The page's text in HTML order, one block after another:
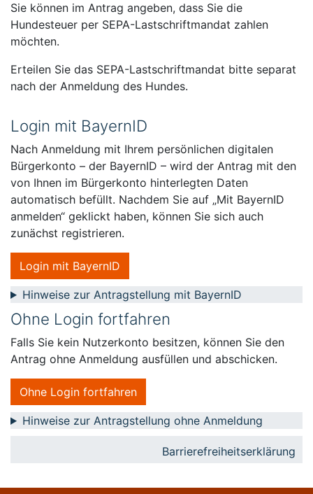
Sie können im Antrag angeben, dass Sie die
Hundesteuer per SEPA-Lastschriftmandat zahlen
möchten.
Erteilen Sie das SEPA-Lastschriftmandat bitte separat
nach der Anmeldung des Hundes.
Login mit BayernID
Nach Anmeldung mit Ihrem persönlichen digitalen
Bürgerkonto – der BayernID – wird der Antrag mit den
von Ihnen im Bürgerkonto hinterlegten Daten
automatisch befüllt. Nachdem Sie auf „Mit BayernID
anmelden“ geklickt haben, können Sie sich auch
zunächst registrieren.
Login mit BayernID
Hinweise zur Antragstellung mit BayernID
Ohne Login fortfahren
Falls Sie kein Nutzerkonto besitzen, können Sie den
Antrag ohne Anmeldung ausfüllen und abschicken.
Ohne Login fortfahren
Hinweise zur Antragstellung ohne Anmeldung
Barrierefreiheitserklärung